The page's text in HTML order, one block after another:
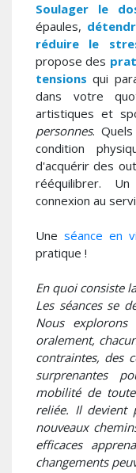
Soulager le
épaules,
réduire le
propose des
tensions qui
dans votre
artistiques et
personnes.
condition
d'acquérir des
rééquilibrer.
connexion au
Uneséance en
pratique !
En quoi consiste
Les séances se
Nous explorons
oralement,
contraintes, des
surprenantes
mobilité de
reliée. Il devient
nouveaux
efficaces
changements